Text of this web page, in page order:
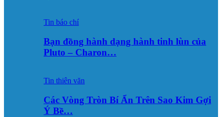
Tin báo chí
Bạn đồng hành dạng hành tinh lùn của
Pluto – Charon…
Tin thiên văn
Các Vòng Tròn Bí Ẩn Trên Sao Kim Gợi
Ý Bề…